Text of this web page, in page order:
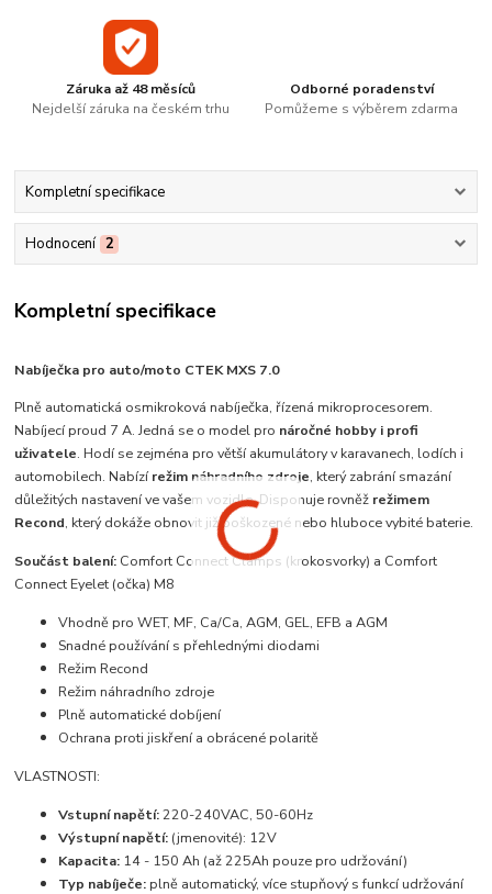
Záruka až 48 měsíců
Nejdelší záruka na českém trhu
Odborné poradenství
Pomůžeme s výběrem zdarma
Kompletní specifikace
Hodnocení 2
Kompletní specifikace
Nabíječka pro auto/moto CTEK MXS 7.0
Plně automatická osmikroková nabíječka, řízená mikroprocesorem.
Nabíjecí proud 7 A. Jedná se o model pro náročné hobby i profi
uživatele. Hodí se zejména pro větší akumulátory v karavanech, lodích i
automobilech. Nabízírežim náhradního zdroje, který zabrání smazání
důležitých nastavení ve vašem vozidle. Disponuje rovněž režimem
Recond, který dokáže obnovit již poškozené nebo hluboce vybité baterie.
Součást balení: Comfort Connect Clamps (krokosvorky) a Comfort
Connect Eyelet (očka) M8
Vhodně pro WET, MF, Ca/Ca, AGM, GEL, EFB a AGM
Snadné používání s přehlednými diodami
Režim Recond
Režim náhradního zdroje
Plně automatické dobíjení
Ochrana proti jiskření a obrácené polaritě
VLASTNOSTI:
Vstupní napětí:220-240VAC, 50-60Hz
Výstupní napětí: (jmenovité): 12V
Kapacita: 14 - 150 Ah (až 225Ah pouze pro udržování)
Typ nabíječe: plně automatický, více stupňový s funkcí udržování